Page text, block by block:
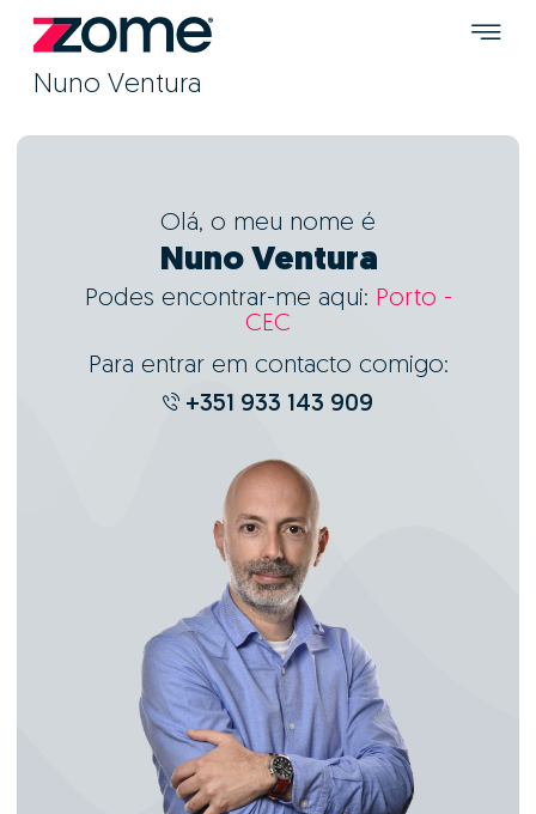
Nuno Ventura
Olá, o meu nome é
Nuno Ventura
Podes encontrar-me aqui: Porto -
CEC
Para entrar em contacto comigo:
+351 933 143 909